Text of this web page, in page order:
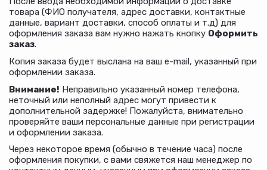
товара (ФИО получателя, адрес доставки, контактные
данные, вариант доставки, способ оплаты и т.д) для
оформления заказа вам нужно нажать кнопку Оформить
заказ.
Копия заказа будет выслана на ваш e-mail, указанный при
оформлении заказа.
Внимание! Неправильно указанный номер телефона,
неточный или неполный адрес могут привести к
дополнительной задержке! Пожалуйста, внимательно
проверяйте ваши персональные данные при регистрации
и оформлении заказа.
Через некоторое время (обычно в течение часа) после
оформления покупки, с вами свяжется наш менеджер по